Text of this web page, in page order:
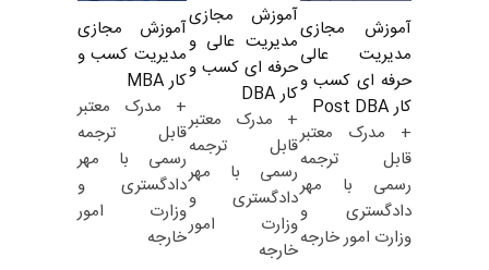
آموزش مجازی
مدیریت عالی
حرفه ای کسب و
کار Post DBA
+ مدرک معتبر
قابل ترجمه
رسمی با مهر
دادگستری و
وزارت امور خارجه
آموزش مجازی
مدیریت عالی و
حرفه ای کسب و
کار DBA
+ مدرک معتبر
قابل ترجمه
رسمی با مهر
دادگستری و
وزارت امور
خارجه
آموزش مجازی
مدیریت کسب و
کار MBA
+ مدرک معتبر
قابل ترجمه
رسمی با مهر
دادگستری و
وزارت امور
خارجه